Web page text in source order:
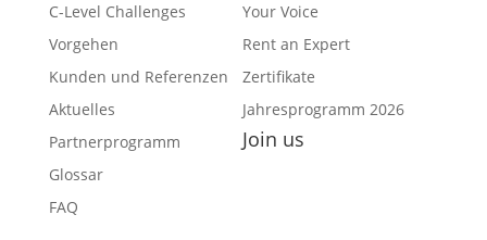
C-Level Challenges
Vorgehen
Kunden und Referenzen
Aktuelles
Partnerprogramm
Glossar
FAQ
Your Voice
Rent an Expert
Zertifikate
Jahresprogramm 2026
Join us